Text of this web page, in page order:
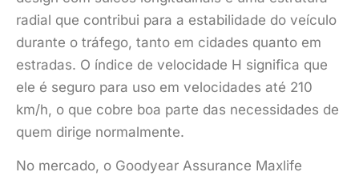
radial que contribui para a estabilidade do veículo
durante o tráfego, tanto em cidades quanto em
estradas. O índice de velocidade H significa que
ele é seguro para uso em velocidades até 210
km/h, o que cobre boa parte das necessidades de
quem dirige normalmente.
No mercado, o Goodyear Assurance Maxlife